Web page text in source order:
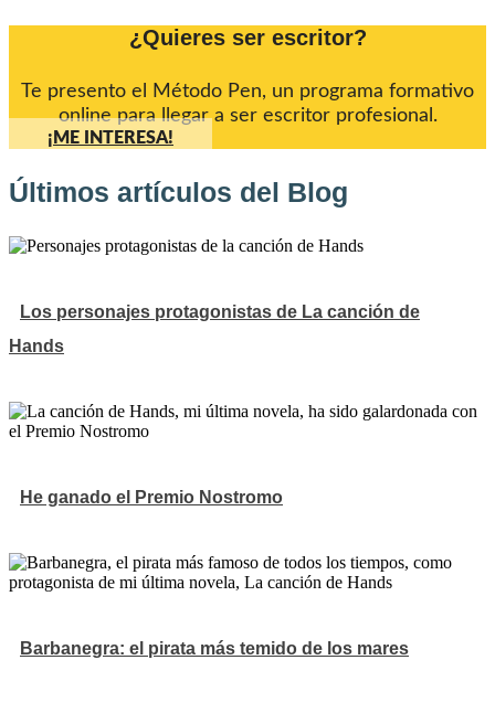
¿Quieres ser escritor?
Te presento el Método Pen, un programa formativo
online para llegar a ser escritor profesional.
¡ME INTERESA!
Últimos artículos del Blog
Los personajes protagonistas de La canción de
Hands
He ganado el Premio Nostromo
Barbanegra: el pirata más temido de los mares